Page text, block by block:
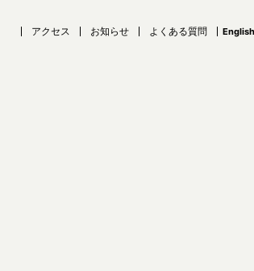
アクセス お知らせ よくある質問 English